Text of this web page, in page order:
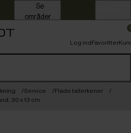
områder
Log indFavoritterKurv
Service
Flade tallerkener
30 x 13 cm